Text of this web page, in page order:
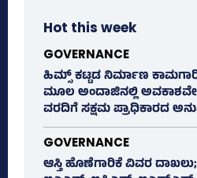
Hot this week
GOVERNANCE
ಹಿಮ್ಸ್‌ ಕಟ್ಟಡ ನಿರ್ಮಾಣ
ಮೂಲ ಅಂದಾಜಿನಲ್ಲಿ
ವರದಿಗೆ ಸಕ್ಷಮ ಪ್ರಾಧಿಕಾರದ
GOVERNANCE
ಆಸ್ತಿ ಹೊಣೆಗಾರಿಕೆ ವಿವರ